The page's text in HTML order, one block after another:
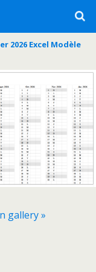
2026 Excel Modèle
gallery »